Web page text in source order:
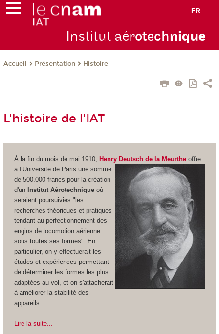
FR
Institut aérotechnique
Accueil Présentation Histoire
L'histoire de l'IAT
À la fin du mois de mai 1910, Henry Deutsch de la Meurthe offre
à I'Université de Paris une somme
de 500.000 francs pour la création
d'un Institut Aérotechniqueoù
seraient poursuivies "les
recherches théoriques et pratiques
tendant au perfectionnement des
engins de locomotion aérienne
sous toutes ses formes". En
particulier, on y effectuerait les
études et expériences permettant
de déterminer les formes les plus
adaptées au vol, et on s'attacherait
à améliorer la stabilité des
appareils.
Lire la suite...